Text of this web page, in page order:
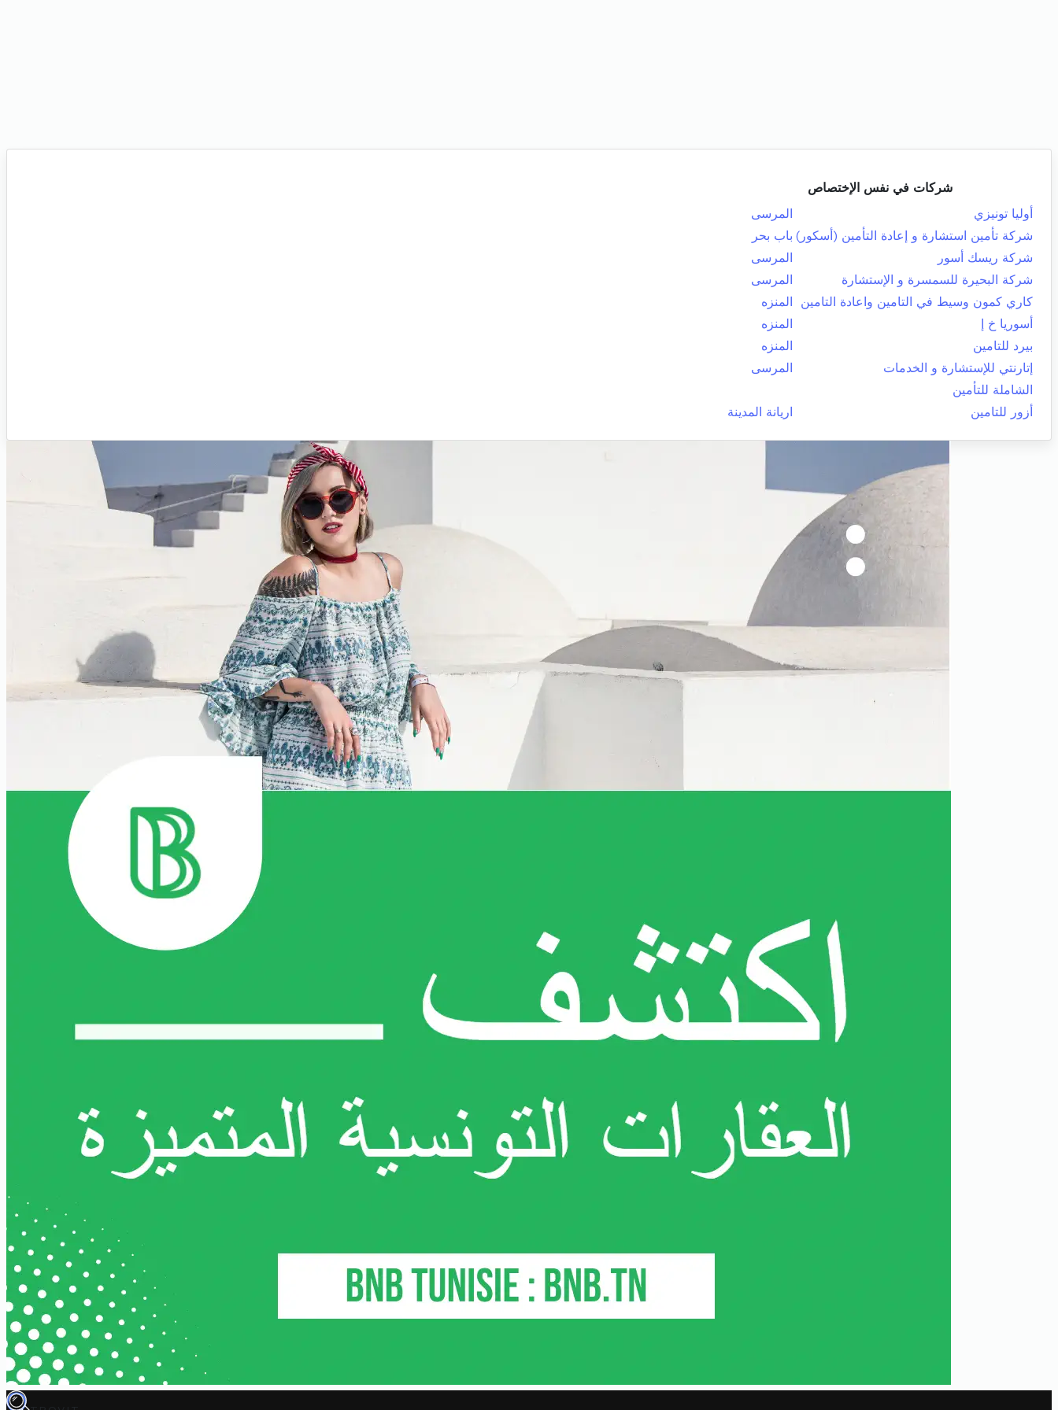
شركات في نفس الإختصاص
أوليا تونيزي
المرسى
شركة تأمين استشارة و إعادة التأمين (أسكور) باب بحر
شركة ريسك أسور
المرسى
شركة البحيرة للسمسرة و الإستشارة
المرسى
كاري كمون وسيط في التامين واعادة التامين
المنزه
أسوريا خ إ
المنزه
بيرد للتامين
المنزه
إتارنتي للإستشارة و الخدمات
المرسى
الشاملة للتأمين
أزور للتامين
اريانة المدينة